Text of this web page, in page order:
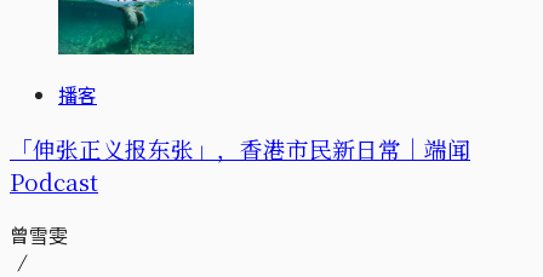
播客
「伸张正义报东张」，香港市民新日常｜端闻
Podcast
曾雪雯